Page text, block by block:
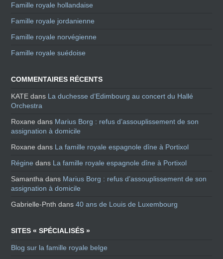
Famille royale hollandaise
Famille royale jordanienne
Famille royale norvégienne
Famille royale suédoise
COMMENTAIRES RÉCENTS
KATE dans La duchesse d’Edimbourg au concert du Hallé
Orchestra
Roxane dans Marius Borg : refus d’assouplissement de son
assignation à domicile
Roxane dans La famille royale espagnole dîne à Portixol
Régine dans La famille royale espagnole dîne à Portixol
Samantha dans Marius Borg : refus d’assouplissement de son
assignation à domicile
Gabrielle-Pnth dans40 ans de Louis de Luxembourg
SITES « SPÉCIALISÉS »
Blog sur la famille royale belge